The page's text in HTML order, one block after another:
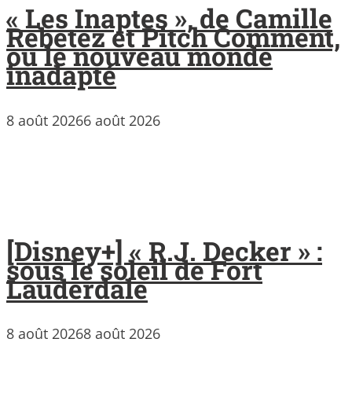
« Les Inaptes », de Camille
Rebetez et Pitch Comment,
ou le nouveau monde
inadapté
8 août 20266 août 2026
[Disney+] « R.J. Decker » :
sous le soleil de Fort
Lauderdale
8 août 20268 août 2026